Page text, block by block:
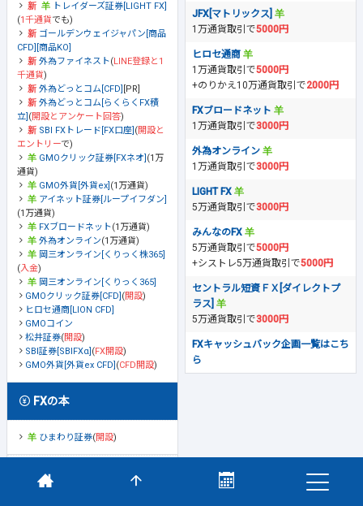
トレイダーズ証券[LIGHT FX]
(1千通貨でも)
ゴールデンウェイジャパン[商品
CFD][商品KO]
外為ファイネスト(LINE登録と1
千通貨)
外為どっとコム[CFD]
[PR]
外為どっとコム[らくらくFX積
立] (開設とアンケート回答)
SBI FXトレード[FX口座] (開設と
エントリーで)
GMOクリック証券[FXネオ] (1万
通貨)
GMO外貨[外貨ex] (1万通貨)
アイネット証券[ループイフダン]
(1万通貨)
FXブロードネット(1万通貨)
外為オンライン(1万通貨)
岡三オンライン[くりっく株365]
(入金)
岡三オンライン[くりっく365]
GMOクリック証券[CFD] (開設)
ヒロセ通商[LION CFD]
GMOコイン
松井証券(開設)
SBI証券[SBIFXα] (FX開設)
GMO外貨[外貨ex CFD] (CFD開設)
FXの本
ひまわり証券(開設)
FXキャッシュバックお得順
FX口座開設現金還元全リスト
JFX[マトリックス]
1万通貨取引で5000円
ヒロセ通商
1万通貨取引で5000円
+のりかえ10万通貨取引で2000円
FXブロードネット
1万通貨取引で3000円
外為オンライン
1万通貨取引で3000円
LIGHT FX
5万通貨取引で3000円
みんなのFX
5万通貨取引で5000円
+シストレ5万通貨取引で5000円
セントラル短資ＦＸ[ダイレクトプ
ラス]
5万通貨取引で3000円
FXキャッシュバック企画一覧はこち
ら